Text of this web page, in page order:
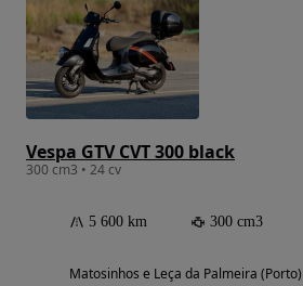
Vespa GTV CVT 300 black
300 cm3 • 24 cv
5 600 km 300 cm3
Matosinhos e Leça da Palmeira (Porto)